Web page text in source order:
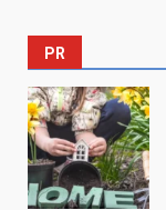
PR